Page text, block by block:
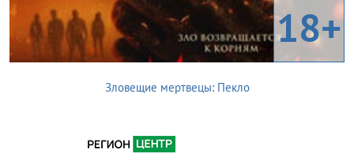
18+
Зловещие мертвецы: Пекло